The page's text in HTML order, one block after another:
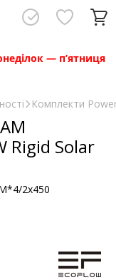
— п’ятниця з
Комплекти
Rigid Solar
2х450